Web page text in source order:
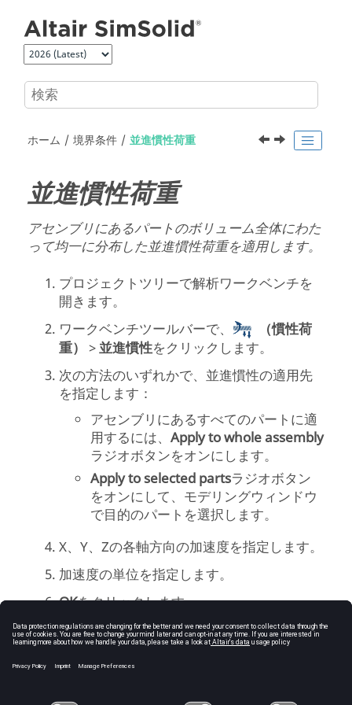
ホーム 境界条件 並進慣性荷重
並進慣性荷重
アセンブリにあるパートのボリューム全体にわた
って均一に分布した並進慣性荷重を適用します。
プロジェクトツリーで解析ワークベンチを
開きます。
ワークベンチツールバーで、
（慣性荷
重） >並進慣性をクリックします。
次の方法のいずれかで、並進慣性の適用先
を指定します：
アセンブリにあるすべてのパートに適
用するには、Apply to whole assembly
ラジオボタンをオンにします。
Apply to selected partsラジオボタン
をオンにして、 モデリングウィンドウ
で目的のパートを選択します。
X、Y、Zの各軸方向の加速度を指定します。
加速度の単位を指定します。
OKをクリックします。
モデルに慣性荷重を表すベクトルが表示さ
れます。